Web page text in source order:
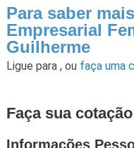
Para saber
Empresarial
Guilherme
Ligue para , ou faça uma
Faça sua cotação
Informações